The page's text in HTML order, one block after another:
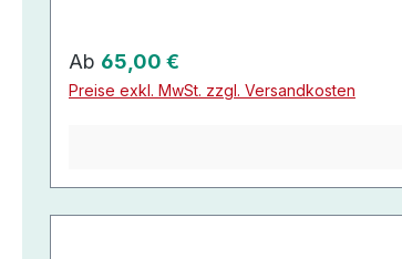
Regulärer Preis:
Ab 65,00 €
Preise exkl. MwSt. zzgl. Versandkosten